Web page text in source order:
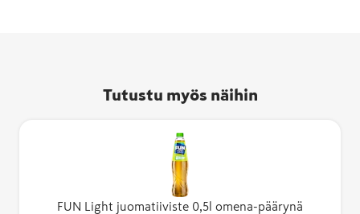
Tutustu myös näihin
FUN Light juomatiiviste 0,5l omena-päärynä